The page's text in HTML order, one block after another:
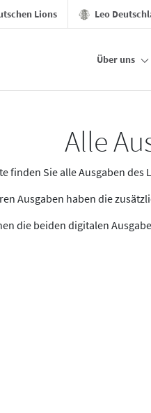
Lions Leo
Über uns
Alle
finden Sie alle Ausgaben
Ausgaben haben die
die beiden digitalen